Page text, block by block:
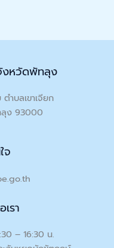
งหวัดพัทลุง
ำบลเขาเจียก
ลุง 93000
จ
รา
– 16:30 น.